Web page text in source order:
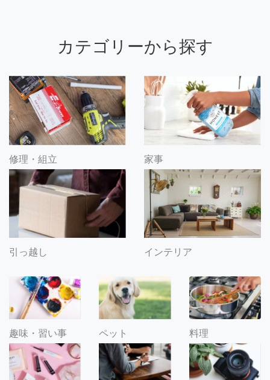
カテゴリーから探す
修理・組立 家事
引っ越し インテリア
趣味・習い事 ペット 料理